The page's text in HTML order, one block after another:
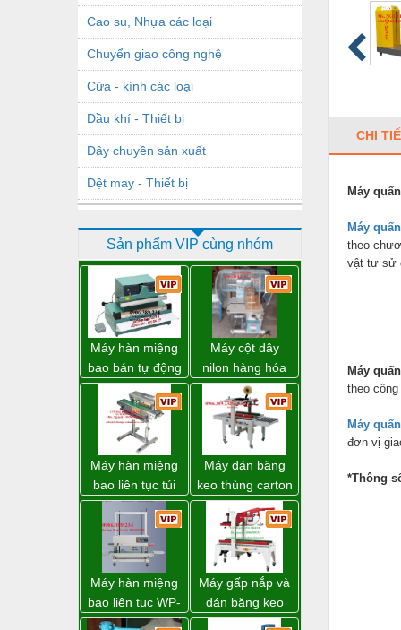
Cao su, Nhựa các loại
Chuyển giao công nghệ
Cửa - kính các loại
Dầu khí - Thiết bị
Dây chuyền sản xuất
Dệt may - Thiết bị
Dịch vụ - Thi công
Điện công nghiệp
Điện gia dụng
Điện Lạnh
Đóng tàu Thiết bị
Đúc chính xác Thiết bị
Dụng cụ cầm tay
Dụng cụ cắt gọt
Dụng cụ điện
Dụng cụ đo
Gỗ - Trang thiết bị
Hàn cắt - Thiết bị
Sản phẩm VIP cùng nhóm
Máy hàn miệng
bao bán tự động
nhập khẩu
Taiwan
Máy cột dây
nilon hàng hóa
model CY-100
Máy hàn miệng
bao liên tục túi
nằm nghiêng.
Máy dán băng
keo thùng carton
WP-5050RL
chính hãng
Máy hàn miệng
bao liên tục WP-
1200V chính
Máy gấp nắp và
dán băng keo
thùng carton tự
CHI
Máy
Máy
theo
vật tư sử
Máy
theo
Máy
đơn vị
*Thông